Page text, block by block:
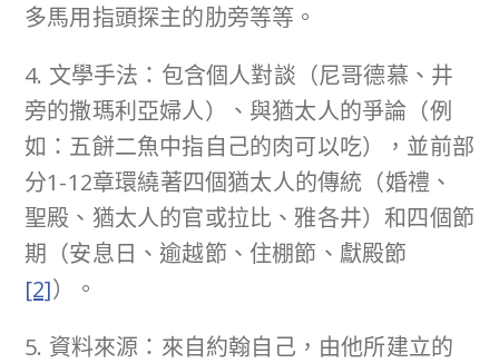
多馬用指頭探主的肋旁等等。
4. 文學手法：包含個人對談（尼哥德慕、井
旁的撒瑪利亞婦人）、與猶太人的爭論（例
如：五餅二魚中指自己的肉可以吃），並前部
分1-12章環繞著四個猶太人的傳統（婚禮、
聖殿、猶太人的官或拉比、雅各井）和四個節
期（安息日、逾越節、住棚節、獻殿節
[2]）。
5. 資料來源：來自約翰自己，由他所建立的